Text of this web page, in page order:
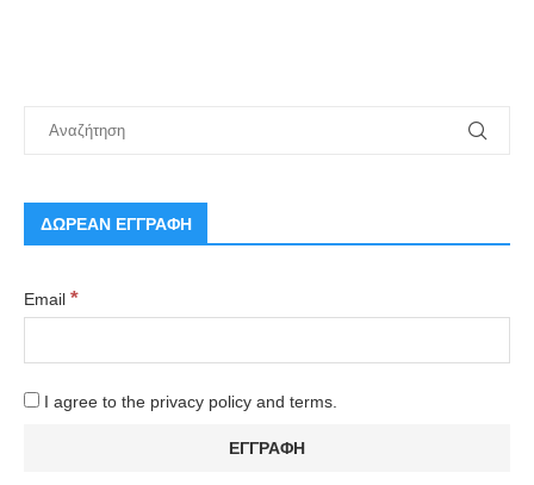
ΔΩΡΕΑΝ ΕΓΓΡΑΦΗ
Email *
I agree to the privacy policy and terms.